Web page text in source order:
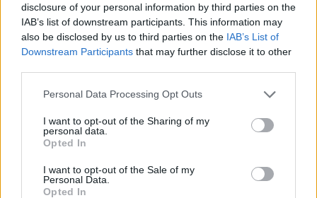
disclosure of your personal information by third parties on the
IAB’s list of downstream participants. This information may
also be disclosed by us to third parties on the IAB’s List of
Downstream Participants that may further disclose it to other
Personal Data Processing Opt Outs
I want to opt-out of the Sharing of my
personal data.
Opted In
I want to opt-out of the Sale of my
Personal Data.
Opted In
ο λογαριασμός. «Ας μας έλεγαν ότι δεν έχουν
λεφτά πάλι θα τους περιποιούμασταν, γιατί
είναι ανθρώπινο. Ακόμη και την άλλη μέρα που
απάντησαν στο τηλέφωνό μας, μάς είπαν και
πάλι ψέματα ότι θα τα φέρουν και να μην πάμε
στην αστυνομία. Δυστυχώς πρόκειται για
άτομα που συνειδητά εξαπατούν για αυτό
να είναι οι συνάδελφοι προσεκτικοί